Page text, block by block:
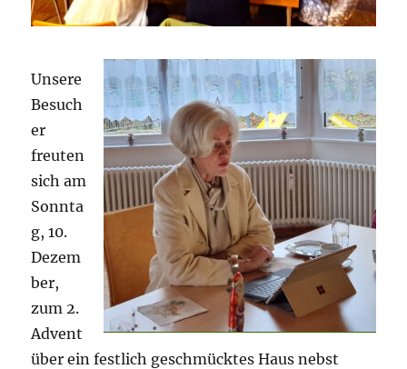
Unsere
Besuch
er
freuten
sich am
Sonnta
g, 10.
Dezem
ber,
zum 2.
Advent
über ein festlich geschmücktes Haus nebst